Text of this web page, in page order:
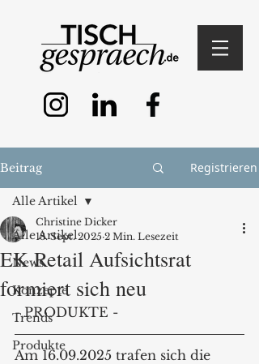
Beitrag Registrieren
Alle Artikel
News
Konzepte
Trends
Produkte
Alle Artikel
EK Retail Aufsichtsrat
formiert sich neu
Christine Dicker
18. Sept. 2025 2 Min. Lesezeit
- PRODUKTE -
Am 16.09.2025 trafen sich die